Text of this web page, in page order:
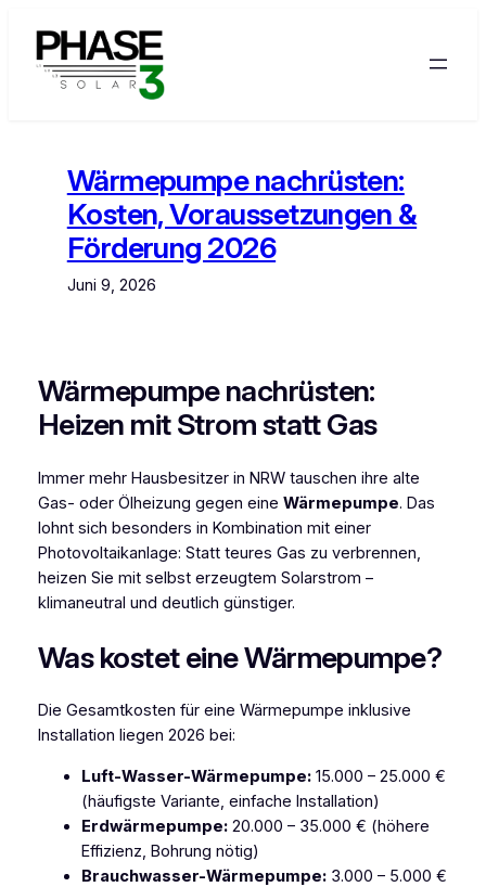
Inhalt
springen
Wärmepumpe nachrüsten:
Kosten, Voraussetzungen &
Förderung 2026
Juni 9, 2026
Wärmepumpe nachrüsten:
Heizen mit Strom statt Gas
Immer mehr Hausbesitzer in NRW tauschen ihre alte
Gas- oder Ölheizung gegen eine Wärmepumpe. Das
lohnt sich besonders in Kombination mit einer
Photovoltaikanlage: Statt teures Gas zu verbrennen,
heizen Sie mit selbst erzeugtem Solarstrom –
klimaneutral und deutlich günstiger.
Was kostet eine Wärmepumpe?
Die Gesamtkosten für eine Wärmepumpe inklusive
Installation liegen 2026 bei:
Luft-Wasser-Wärmepumpe:15.000 – 25.000 €
(häufigste Variante, einfache Installation)
Erdwärmepumpe:20.000 – 35.000 € (höhere
Effizienz, Bohrung nötig)
Brauchwasser-Wärmepumpe:3.000 – 5.000 €